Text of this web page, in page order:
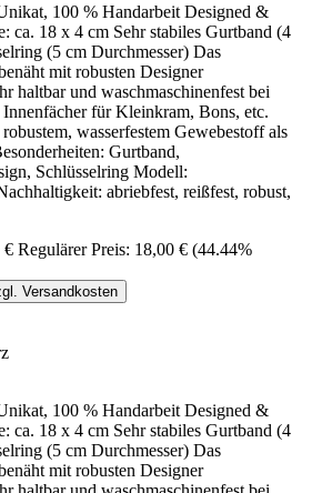
100 % Handarbeit Designed &
ca. 18 x 4 cm Sehr stabiles Gurtband (4
(5 cm Durchmesser) Das
mit robusten Designer
haltbar und waschmaschinenfest bei
für Kleinkram, Bons, etc.
wasserfestem Gewebestoff als
Gurtband,
Schlüsselring Modell:
abriebfest, reißfest, robust,
€ Regulärer Preis: 18,00 € (44.44%
Versandkosten
100 % Handarbeit Designed &
ca. 18 x 4 cm Sehr stabiles Gurtband (4
(5 cm Durchmesser) Das
mit robusten Designer